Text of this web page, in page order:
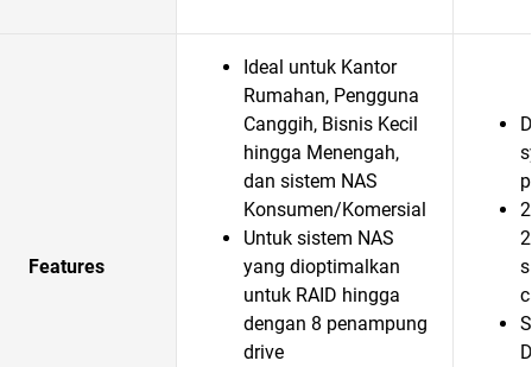
Features
Ideal untuk Kantor
Rumahan, Pengguna
Canggih, Bisnis Kecil
hingga Menengah,
dan sistem NAS
Konsumen/Komersial
Untuk sistem NAS
yang dioptimalkan
untuk RAID hingga
dengan 8 penampung
drive